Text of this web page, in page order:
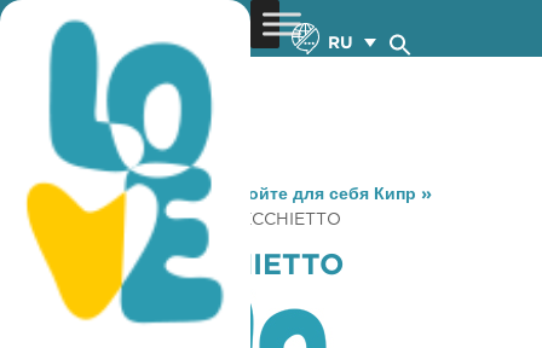
RU
You are here: Home »Откройте для себя Кипр »
Gastronomy
» PICCOLO VECCHIETTO
PICCOLO VECCHIETTO